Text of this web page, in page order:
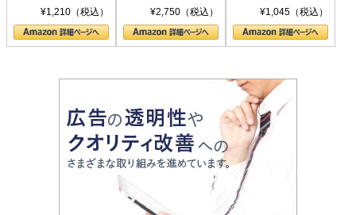
シリーズ)¥1,210（税込）
〈ヤヌス〉の二つ
の顔
¥2,750（税込）
ル新書)¥1,045（税込）